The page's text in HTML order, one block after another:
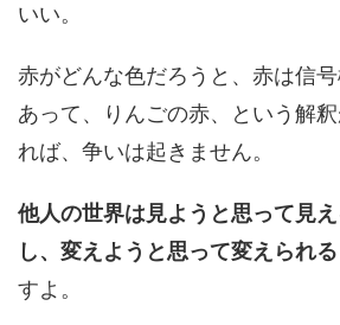
いい。
赤がどんな色だろうと、赤は信
あって、りんごの赤、という解
れば、争いは起きません。
他人の世界は見ようと思って見
し、変えようと思って変えられ
すよ。